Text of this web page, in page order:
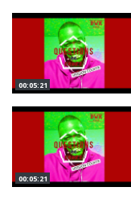
00:05:21
00:05:21